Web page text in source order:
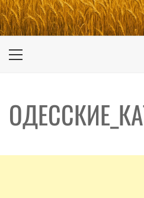
UKRAINE-IS
ПУТЕШЕСТВИЕ ПО
Primary